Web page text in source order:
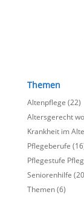
Themen
Altenpflege (22)
Altersgerecht
Krankheit im
Pflegeberufe
Pflegestufe
Seniorenhilfe
Themen(6)